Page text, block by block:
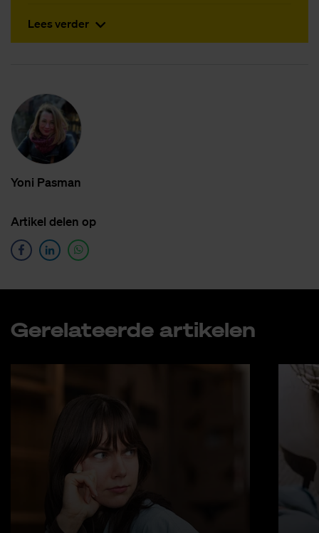
Lees verder
Yoni Pas­man
Ar­ti­kel de­len op
Ge­re­la­teer­de ar­ti­ke­len